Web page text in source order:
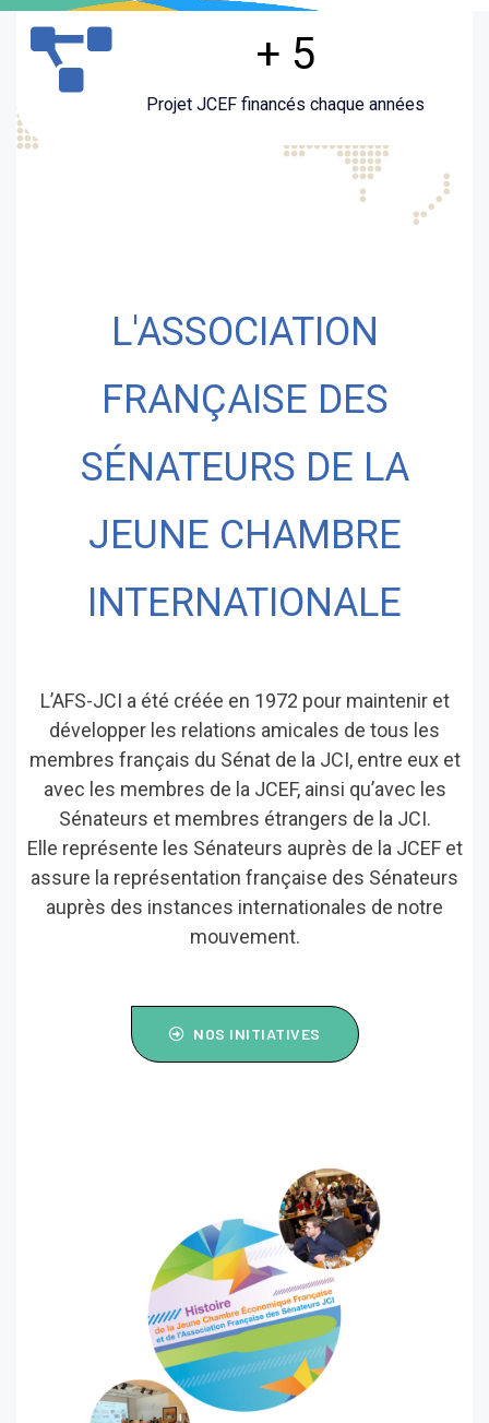
+ 5
Projet JCEF financés chaque années
L'ASSOCIATION
FRANÇAISE DES
SÉNATEURS DE LA
JEUNE CHAMBRE
INTERNATIONALE
L’AFS-JCI a été créée en 1972 pour maintenir et
développer les relations amicales de tous les
membres français du Sénat de la JCI, entre eux et
avec les membres de la JCEF, ainsi qu’avec les
Sénateurs et membres étrangers de la JCI.
Elle représente les Sénateurs auprès de la JCEF et
assure la représentation française des Sénateurs
auprès des instances internationales de notre
mouvement.
NOS INITIATIVES